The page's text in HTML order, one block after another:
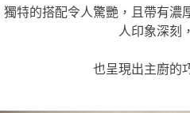
獨特的搭配令人驚艷，且帶有濃
人印象深刻，
也呈現出主廚的